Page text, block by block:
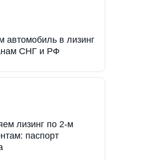
автомобиль в лизинг
СНГ и РФ
лизинг по 2-м
паспорт